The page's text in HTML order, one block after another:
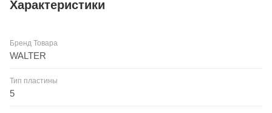
Характеристики
Бренд Товара
WALTER
Тип пластины
5